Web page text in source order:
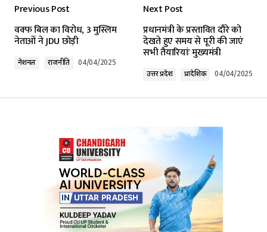
Required fields are marked*
Comment *
Your Name*
Your E-mail*
Submit Comment
Previous Post
वक्फ बिल का विरोध, 3 मुस्लिम
नेताओं ने JDU छोड़ी
नेशनल राजनीति 04/04/2025
Next Post
प्रधानमंत्री के प्रस्तावित दौरे को
देखते हुए समय से पूरी की जाएं
सभी तैयारियांः मुख्यमंत्री
उत्तर प्रदेश प्रादेशिक 04/04/2025